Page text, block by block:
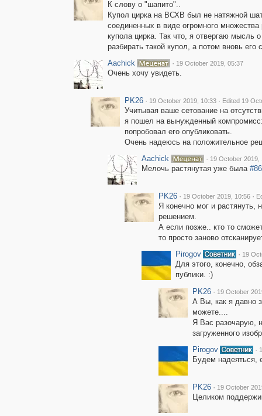
К слову о "шапито"..
Купол цирка на ВСХВ был не натяжной
соединенных в виде огромного
купола цирка. Так что, я отвергаю мысль
разбирать такой купол, а потом вновь его
Aachick
· 19 October 2019, 05:37
Очень хочу увидеть.
PK26 · 19 October 2019, 10:33 · Edited 19
Учитывая ваше сетование на
я пошел на вынужденный
попробовал его опубликовать.
Очень надеюсь на положительное
Aachick
· 19 October 2019,
Мелочь растянутая уже была
PK26 · 19 October 2019, 10:56 ·
Я конечно мог и
решением.
А если позже.. кто то
то просто заново
Pirogov
· 19
Для этого, конечно,
публики. :)
PK26 · 19 October
А Вы, как я давно
можете....
Я Вас разочарую,
загруженного
Pirogov
·
Будем надеяться,
PK26 · 19 October
Целиком